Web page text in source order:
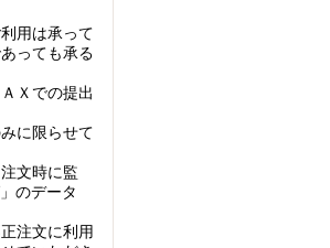
用は承って
っても承る
Ｘでの提出
に限らせて
文時に監
のデータ
注文に利用